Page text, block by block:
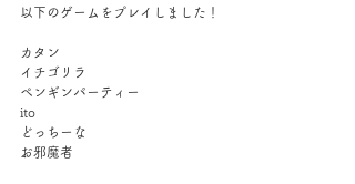
以下のゲームをプレイしました！
カタン
イチゴリラ
ペンギンパーティー
ito
どっちーな
お邪魔者